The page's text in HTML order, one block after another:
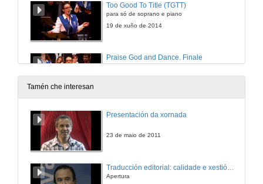
Too Good To Title (TGTT)
para só de soprano e piano
19 de xuño de 2014
Praise God and Dance. Finale
19 de xuño de 2014
Tamén che interesan
Presentación da xornada
23 de maio de 2011
Apertura